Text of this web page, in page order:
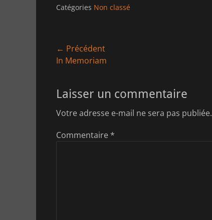
Catégories Non classé
Navigation
de
l’article
← Précédent
Article
In Memoriam
Laisser un commentaire
Votre adresse e-mail ne sera pas publiée.
Commentaire *